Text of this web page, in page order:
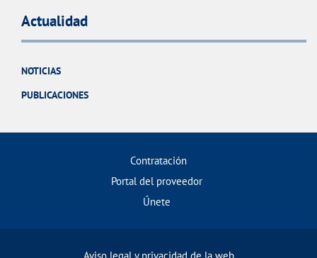
Actualidad
NOTICIAS
PUBLICACIONES
Contratación
Portal del proveedor
Únete